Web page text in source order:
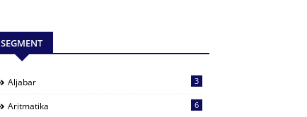
SEGMENT
Aljabar 3
Aritmatika 6